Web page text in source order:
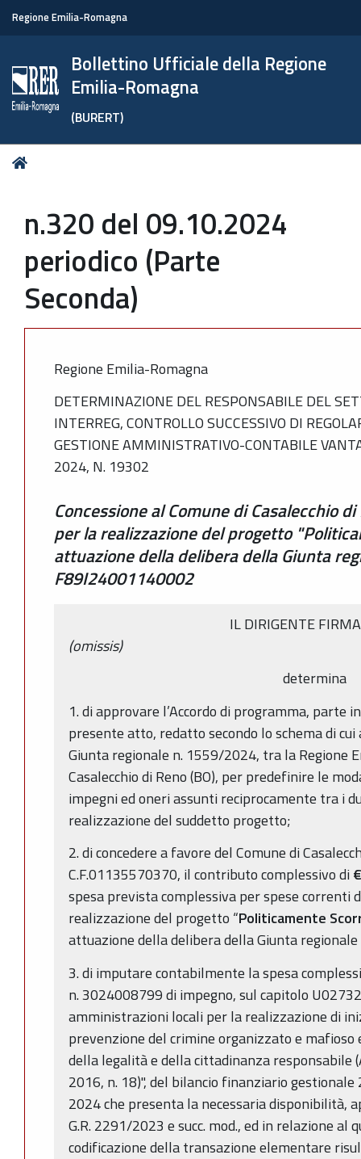
Regione Emilia-Romagna
Bollettino Ufficiale della Regione
Emilia-Romagna
(BURERT)
Tu
n.320 del 09.10.2024
periodico (Parte
Seconda)
Regione Emilia-Romagna
DETERMINAZIONE DEL RESPONSABILE DEL
INTERREG, CONTROLLO SUCCESSIVO DI
GESTIONE AMMINISTRATIVO-CONTABILE
2024, N. 19302
Concessione al Comune di Casalecchio
per la realizzazione del progetto
attuazione della delibera della Giunta
F89I24001140002
IL DIRIGENTE
(omissis)
determina
1. di approvare l’Accordo di programma, parte
presente atto, redatto secondo lo schema di
Giunta regionale n. 1559/2024, tra la Regione
Casalecchio di Reno (BO), per predefinire le
impegni ed oneri assunti reciprocamente tra i
realizzazione del suddetto progetto;
2. di concedere a favore del Comune di
C.F.01135570370, il contributo complessivo di
spesa prevista complessiva per spese correnti
realizzazione del progetto “Politicamente
attuazione della delibera della Giunta
3. di imputare contabilmente la spesa
n. 3024008799 di impegno, sul capitolo
amministrazioni locali per la realizzazione di
prevenzione del crimine organizzato e
della legalità e della cittadinanza responsabile
2016, n. 18)", del bilancio finanziario
2024 che presenta la necessaria disponibilità,
G.R. 2291/2023 e succ. mod., ed in relazione al
codificazione della transazione elementare